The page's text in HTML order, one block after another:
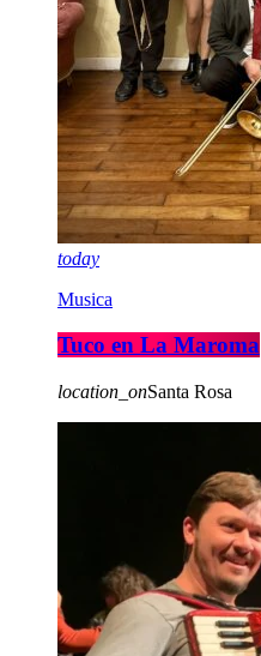
today
Musica
Tuco en La Maroma
location_onSanta Rosa